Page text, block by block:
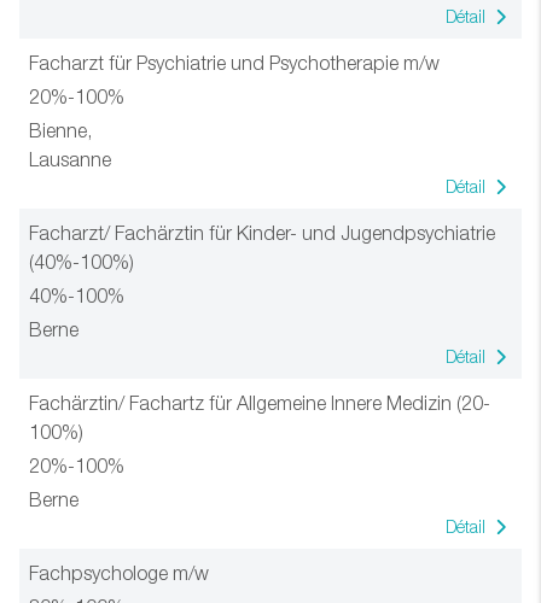
Détail
Facharzt für Psychiatrie und Psychotherapie m/w
20%-100%
Bienne,
Lausanne
Détail
Facharzt/ Fachärztin für Kinder- und Jugendpsychiatrie
(40%-100%)
40%-100%
Berne
Détail
Fachärztin/ Fachartz für Allgemeine Innere Medizin (20-
100%)
20%-100%
Berne
Détail
Fachpsychologe m/w